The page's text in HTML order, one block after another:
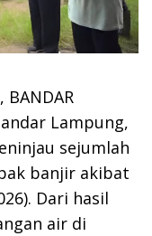
BANDAR
Lampung,
sejumlah
banjir akibat
Dari hasil
air di